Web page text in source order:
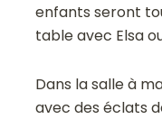
enfants seront
table avec Elsa
Dans la salle à
avec des éclats